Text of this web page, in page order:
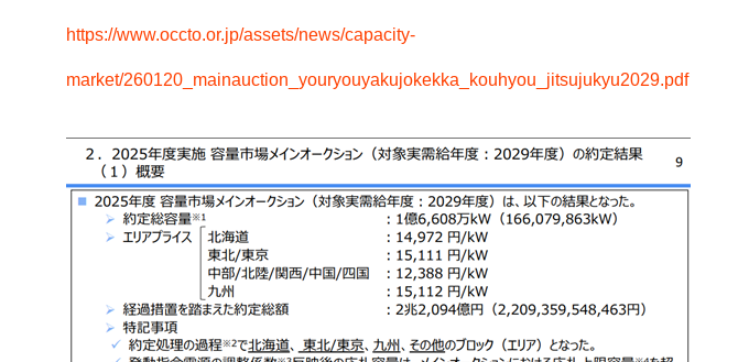
https://www.occto.or.jp/assets/news/capacity-
market/260120_mainauction_youryouyakujokekka_kouhyou_jitsujukyu2029.pdf